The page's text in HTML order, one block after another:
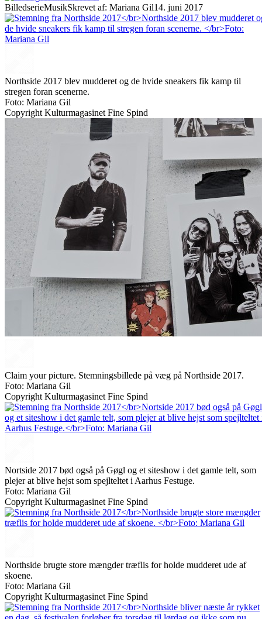
BilledserieMusikSkrevet af: Mariana Gil14. juni 2017
Northside 2017 blev mudderet og de hvide sneakers fik kamp til
stregen foran scenerne.
Foto: Mariana Gil
Copyright Kulturmagasinet Fine Spind
Claim your picture. Stemningsbillede på væg på Northside 2017.
Foto: Mariana Gil
Copyright Kulturmagasinet Fine Spind
Nortside 2017 bød også på Gøgl og et siteshow i det gamle telt, som
plejer at blive hejst som spejlteltet i Aarhus Festuge.
Foto: Mariana Gil
Copyright Kulturmagasinet Fine Spind
Northside brugte store mængder træflis for holde mudderet ude af
skoene.
Foto: Mariana Gil
Copyright Kulturmagasinet Fine Spind